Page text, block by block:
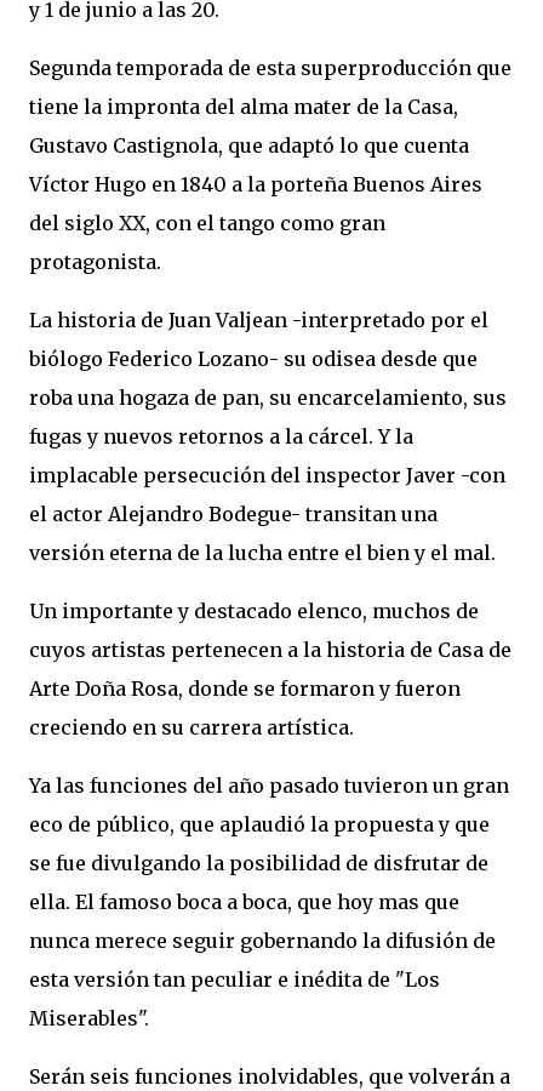
y 1 de junio a las 20.
Segunda temporada de esta superproducción que
tiene la impronta del alma mater de la Casa,
Gustavo Castignola, que adaptó lo que cuenta
Víctor Hugo en 1840 a la porteña Buenos Aires
del siglo XX, con el tango como gran
protagonista.
La historia de Juan Valjean -interpretado por el
biólogo Federico Lozano- su odisea desde que
roba una hogaza de pan, su encarcelamiento, sus
fugas y nuevos retornos a la cárcel. Y la
implacable persecución del inspector Javer -con
el actor Alejandro Bodegue- transitan una
versión eterna de la lucha entre el bien y el mal.
Un importante y destacado elenco, muchos de
cuyos artistas pertenecen a la historia de Casa de
Arte Doña Rosa, donde se formaron y fueron
creciendo en su carrera artística.
Ya las funciones del año pasado tuvieron un gran
eco de público, que aplaudió la propuesta y que
se fue divulgando la posibilidad de disfrutar de
ella. El famoso boca a boca, que hoy mas que
nunca merece seguir gobernando la difusión de
esta versión tan peculiar e inédita de "Los
Miserables".
Serán seis funciones inolvidables, que volverán a